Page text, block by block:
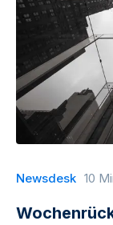
Newsdesk 10